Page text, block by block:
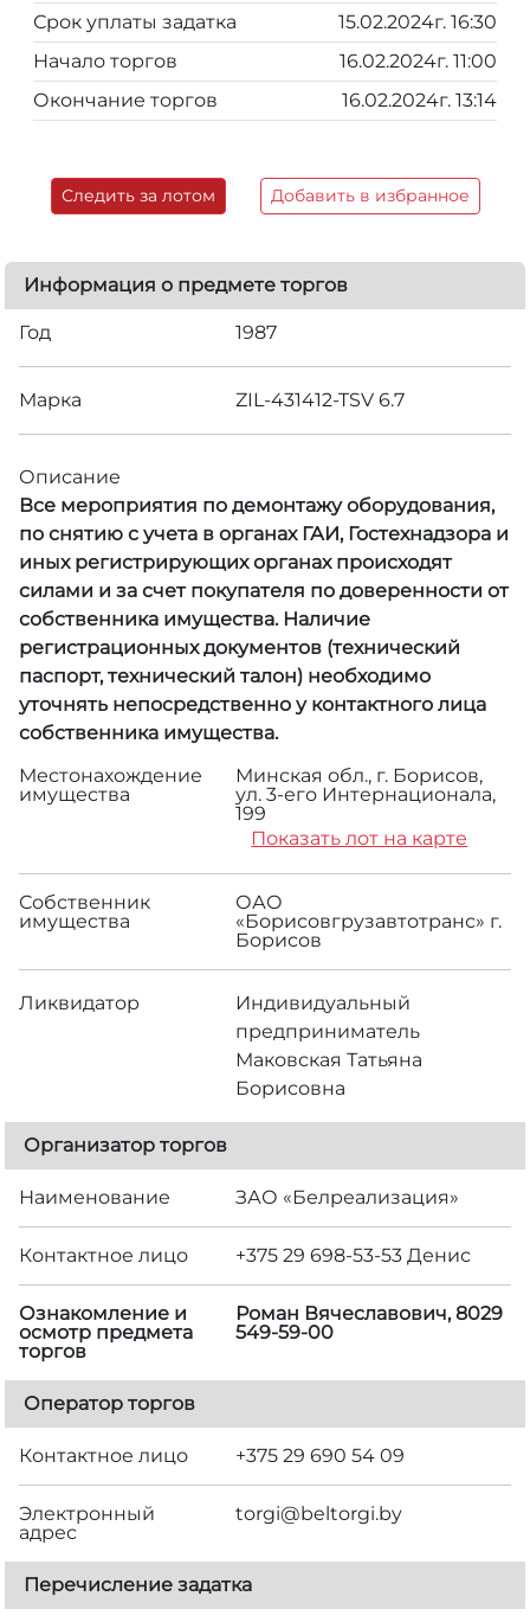
Срок уплаты задатка
15.02.2024г. 16:30
Начало торгов
16.02.2024г. 11:00
Окончание торгов
16.02.2024г. 13:14
Следить за лотом Добавить в избранное
Информация о предмете торгов
Год 1987
Марка ZIL-431412-TSV 6.7
Описание
Все мероприятия по демонтажу оборудования,
по снятию с учета в органах ГАИ, Гостехнадзора и
иных регистрирующих органах происходят
силами и за счет покупателя по доверенности от
собственника имущества. Наличие
регистрационных документов (технический
паспорт, технический талон) необходимо
уточнять непосредственно у контактного лица
собственника имущества.
Местонахождение
имущества
Минская обл., г. Борисов,
ул. 3-его Интернационала,
199
Показать лот на карте
Собственник
имущества
ОАО
«Борисовгрузавтотранс» г.
Борисов
Ликвидатор
Индивидуальный
предприниматель
Маковская Татьяна
Борисовна
Организатор торгов
Наименование ЗАО «Белреализация»
Контактное лицо +375 29 698-53-53 Денис
Ознакомление и
осмотр предмета
торгов
Роман Вячеславович, 8029
549-59-00
Оператор торгов
Контактное лицо +375 29 690 54 09
Электронный
адрес
torgi@beltorgi.by
Перечисление задатка